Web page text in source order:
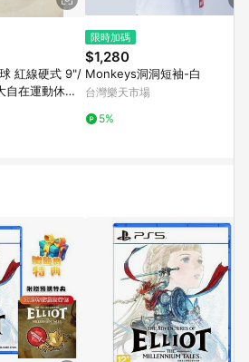
紅線硬式 9"/
在運動休閒
限時加碼
$1,280
Monkeys洞洞短袖-白
台灣樂天市場
5%